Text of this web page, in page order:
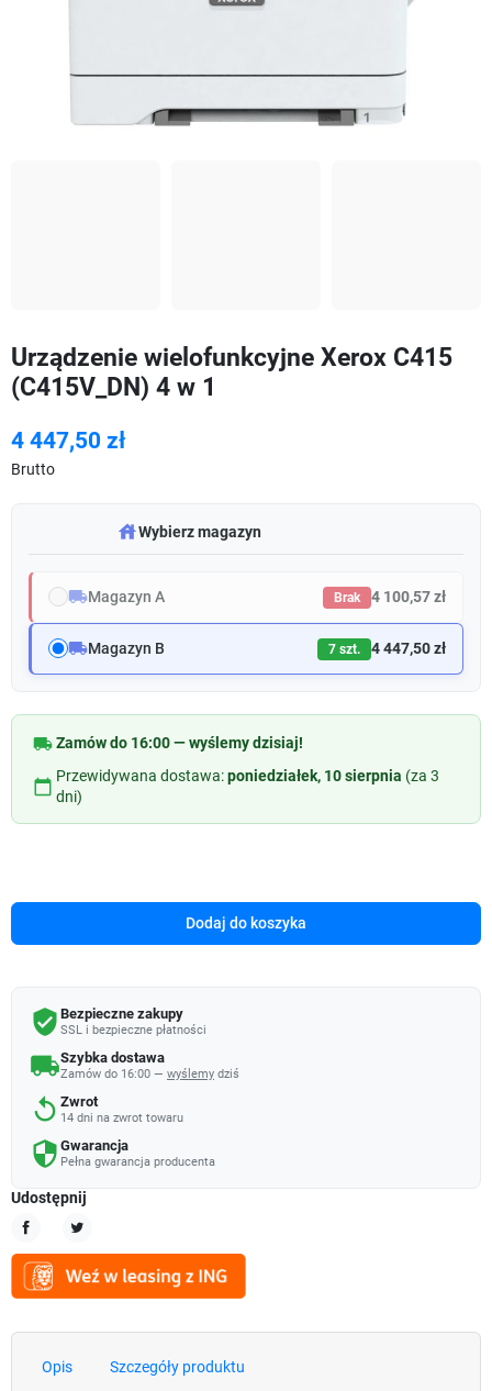
Urządzenie wielofunkcyjne Xerox C415
(C415V_DN) 4 w 1
4 447,50 zł
Brutto
warehouseWybierz magazyn
local_shippingMagazyn A Brak 4 100,57 zł
local_shippingMagazyn B 7 szt. 4 447,50 zł
local_shippingZamów do 16:00 — wyślemy dzisiaj!
calendar_today
Przewidywana dostawa:poniedziałek, 10 sierpnia (za 3
dni)
Dodaj do koszyka
verified_user Bezpieczne zakupy
SSL i bezpieczne płatności
local_shippingSzybka dostawa
Zamów do 16:00 — wyślemy dziś
replay Zwrot
14 dni na zwrot towaru
security Gwarancja
Pełna gwarancja producenta
Udostępnij
Opis Szczegóły produktu